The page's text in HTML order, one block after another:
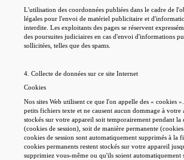
L'utilisation des coordonnées publiées dans le cadre de
légales pour l'envoi de matériel publicitaire et
interdite. Les exploitants des pages se réservent
des poursuites judiciaires en cas d'envoi d'informations
sollicitées, telles que des spams.
4. Collecte de données sur ce site Internet
Cookies
Nos sites Web utilisent ce que l'on appelle des « cookies
petits fichiers texte et ne causent aucun dommage à votre
stockés sur votre appareil soit temporairement pendant la
(cookies de session), soit de manière permanente
cookies de session sont automatiquement supprimés à la
cookies permanents restent stockés sur votre appareil
supprimiez vous-même ou qu'ils soient automatiquement